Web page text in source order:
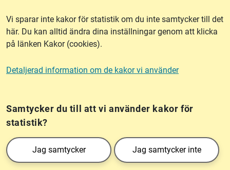
Vi sparar inte kakor för statistik om du inte samtycker till det
här. Du kan alltid ändra dina inställningar genom att klicka
på länken Kakor (cookies).
Detaljerad information om de kakor vi använder
Samtycker du till att vi använder kakor för
statistik?
Jag samtycker Jag samtycker inte
Tillgänglighet
Other languages
Kakor (cookies)
Lantmäteriet är den myndighet som kartlägger Sverige. Till våra uppgifter hör
också att registrera och säkra ägandet av alla fastigheter samt hantera deras
gränser. Vi tillhör Landsbygds- och infrastrukturdepartementet.